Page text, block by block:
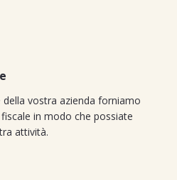
vostra azienda forniamo
in modo che possiate
attività.